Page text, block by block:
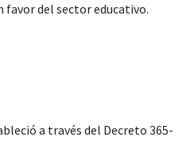
del sector educativo.
a través del Decreto 365-